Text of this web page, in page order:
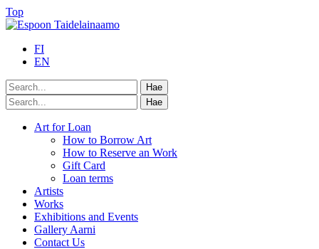
Top
FI
EN
Art for Loan
How to Borrow Art
How to Reserve an Work
Gift Card
Loan terms
Artists
Works
Exhibitions and Events
Gallery Aarni
Contact Us